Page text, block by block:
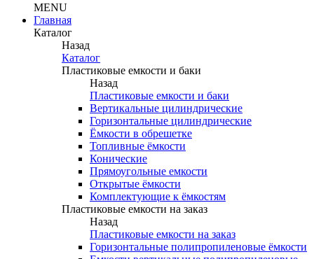
MENU
Главная
Каталог
Назад
Каталог
Пластиковые емкости и баки
Назад
Пластиковые емкости и баки
Вертикальные цилиндрические
Горизонтальные цилиндрические
Ёмкости в обрешетке
Топливные ёмкости
Конические
Прямоугольные емкости
Открытые ёмкости
Комплектующие к ёмкостям
Пластиковые емкости на заказ
Назад
Пластиковые емкости на заказ
Горизонтальные полипропиленовые ёмкости